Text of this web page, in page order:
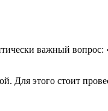
важный вопрос:
Для этого стоит